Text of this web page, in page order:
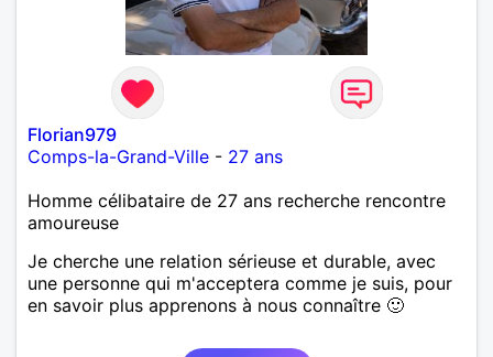
Florian979
Comps-la-Grand-Ville - 27 ans
Homme célibataire de 27 ans recherche rencontre
amoureuse
Je cherche une relation sérieuse et durable, avec
une personne qui m'acceptera comme je suis, pour
en savoir plus apprenons à nous connaître 🙂